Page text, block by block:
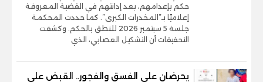
حكم بإعدامهم، بعد إدانتهم في القضية المعروفة
إعلاميًا بـ”المخدرات الكبرى”. كما حددت المحكمة
جلسة 5 سبتمبر 2026 للنطق بالحكم. وكشفت
التحقيقات أن التشكيل العصابي، الذي
يحرضان على الفسق والفجور.. القبض على